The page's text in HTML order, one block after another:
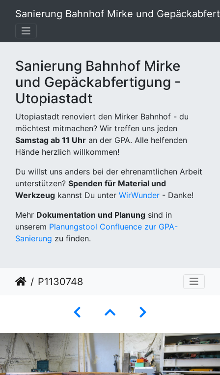
Sanierung Bahnhof Mirke und
Sanierung Bahnhof Mirke
und Gepäckabfertigung -
Utopiastadt
Utopiastadt renoviert den Mirker Bahnhof - du
möchtest mitmachen? Wir treffen uns jeden
Samstag ab 11 Uhr an der GPA. Alle helfenden
Hände herzlich willkommen!
Du willst uns anders bei der ehrenamtlichen Arbeit
unterstützen? Spenden für Material und
Werkzeug kannst Du unter WirWunder - Danke!
Mehr Dokumentation und Planung sind in
unserem Planungstool Confluence zur GPA-
Sanierung zu finden.
P1130748